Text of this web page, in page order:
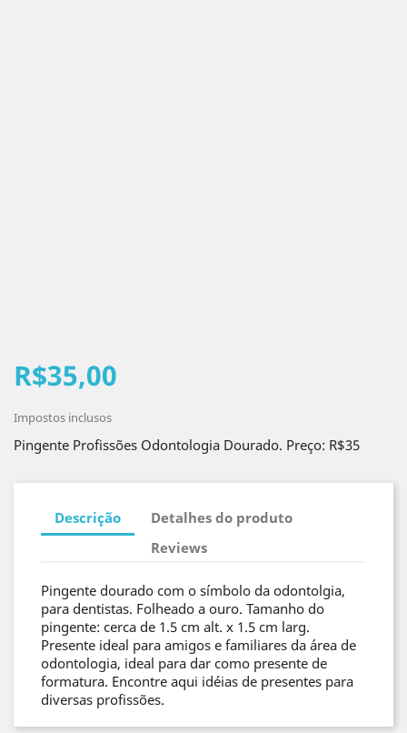
R$35,00
Impostos inclusos
Pingente Profissões Odontologia Dourado. Preço: R$35
Descrição
Detalhes do produto
Reviews
Pingente dourado com o símbolo da odontolgia,
para dentistas. Folheado a ouro. Tamanho do
pingente: cerca de 1.5 cm alt. x 1.5 cm larg.
Presente ideal para amigos e familiares da área de
odontologia, ideal para dar como presente de
formatura. Encontre aqui idéias de presentes para
diversas profissões.